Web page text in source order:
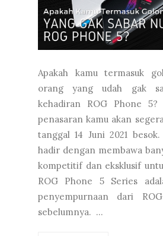
Apakah kamu termasuk
orang yang udah gak
kehadiran ROG Phone
penasaran kamu akan
tanggal 14 Juni 2021
hadir dengan membawa
kompetitif dan eksklusif
ROG Phone 5 Series
penyempurnaan dari
sebelumnya. ...